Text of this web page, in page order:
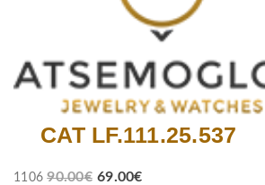
CAT LF.111.25.537
1106 90.00€ 69.00€